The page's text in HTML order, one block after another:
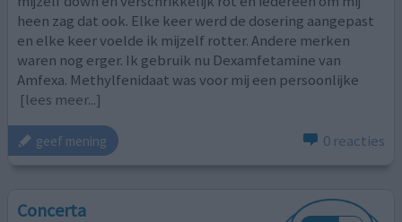
heen zag dat ook. Elke keer werd de dosering aangepast
en elke keer voelde ik mijzelf rotter. Andere merken
waren nog erger. Ik gebruik nu Dexamfetamine van
Amfexa. Methylfenidaat was voor mij een persoonlijke
[lees meer...]
geef mening 0 reacties
Concerta